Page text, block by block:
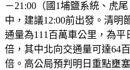
中，建議12:00前出發。清明
通量為111百萬車公里，為平
倍，其中北向交通量可達64
倍。高公局預判明日重點壅
南屯-后里、苗栗-湖口；國3